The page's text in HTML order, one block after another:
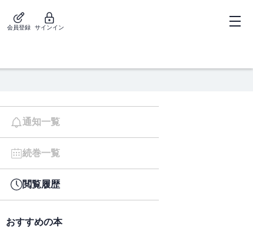
会員登録 サインイン
通知一覧
続巻一覧
閲覧履歴
おすすめの本